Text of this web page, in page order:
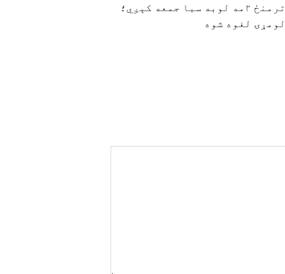
ترمنځ ۲مه لوبه سبا جمعه کېږي؛
لومړۍ لغوه شوه